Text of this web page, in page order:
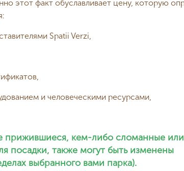
этот факт обуславливает цену, которую
Spatii Verzi,
и человеческими ресурсами,
прижившиеся, кем-либо сломанные или
посадки, также могут быть изменены
выбранного вами парка).